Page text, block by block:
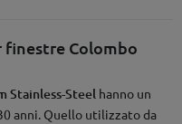
Colombo
Stainless-Steel hanno un
anni. Quello utilizzato da